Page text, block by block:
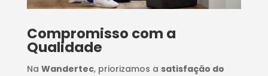
Compromisso com a
Qualidade
Na Wandertec, priorizamos a satisfação do